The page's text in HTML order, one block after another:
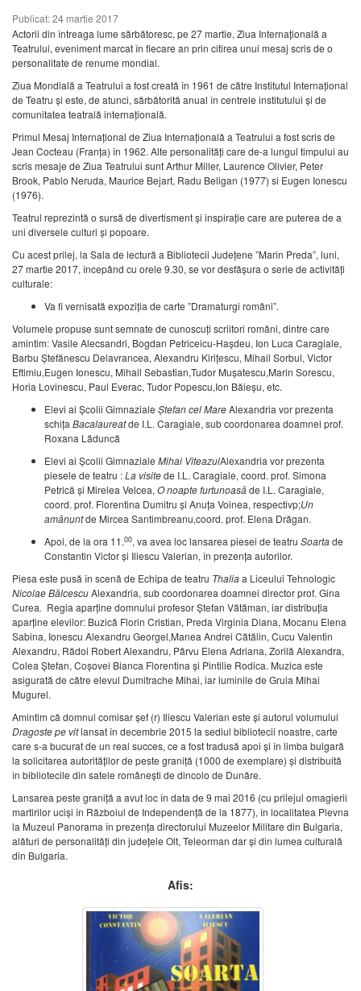
Publicat: 24 martie 2017
Actorii din întreaga lume sărbătoresc, pe 27 martie, Ziua Internațională a
Teatrului, eveniment marcat în fiecare an prin citirea unui mesaj scris de o
personalitate de renume mondial.
Ziua Mondială a Teatrului a fost creată în 1961 de către Institutul Internațional
de Teatru și este, de atunci, sărbătorită anual în centrele institutului și de
comunitatea teatrală internațională.
Primul Mesaj Internațional de Ziua Internațională a Teatrului a fost scris de
Jean Cocteau (Franța) în 1962. Alte personalități care de-a lungul timpului au
scris mesaje de Ziua Teatrului sunt Arthur Miller, Laurence Olivier, Peter
Brook, Pablo Neruda, Maurice Bejart, Radu Beligan (1977) si Eugen Ionescu
(1976).
Teatrul reprezintă o sursă de divertisment și inspirație care are puterea de a
uni diversele culturi și popoare.
Cu acest prilej, la Sala de lectură a Bibliotecii Județene ”Marin Preda”, luni,
27 martie 2017, începând cu orele 9.30, se vor desfășura o serie de activități
culturale:
Va fi vernisată expoziția de carte ”Dramaturgi români”.
Volumele propuse sunt semnate de cunoscuți scriitori români, dintre care
amintim: Vasile Alecsandri, Bogdan Petriceicu-Hașdeu, Ion Luca Caragiale,
Barbu Ștefănescu Delavrancea, Alexandru Kirițescu, Mihail Sorbul, Victor
Eftimiu,Eugen Ionescu, Mihail Sebastian,Tudor Mușatescu,Marin Sorescu,
Horia Lovinescu, Paul Everac, Tudor Popescu,Ion Băieșu, etc.
Elevi ai Școlii Gimnaziale Ștefan cel MareAlexandria vor prezenta
schița Bacalaureatde I.L. Caragiale, sub coordonarea doamnei prof.
Roxana Lăduncă
Elevi ai Școlii Gimnaziale Mihai ViteazulAlexandria vor prezenta
piesele de teatru :La visitede I.L. Caragiale, coord. prof. Simona
Petrică și Mirelea Velcea, O noapte furtunoasăde I.L. Caragiale,
coord. prof. Florentina Dumitru și Anuța Voinea, respectivp;Un
amănuntde Mircea Santimbreanu,coord. prof. Elena Drăgan.
Apoi, de la ora 11.00, va avea loc lansarea piesei de teatru Soartade
Constantin Victor și Iliescu Valerian, în prezența autorilor.
Piesa este pusă în scenă de Echipa de teatru Thaliaa Liceului Tehnologic
Nicolae BălcescuAlexandria, sub coordonarea doamnei director prof. Gina
Curea. Regia aparține domnului profesor Ștefan Vătăman, iar distribuția
aparține elevilor: Buzică Florin Cristian, Preda Virginia Diana, Mocanu Elena
Sabina, Ionescu Alexandru Georgel,Manea Andrei Cătălin, Cucu Valentin
Alexandru, Rădoi Robert Alexandru, Pârvu Elena Adriana, Zorilă Alexandra,
Colea Ștefan, Coșovei Bianca Florentina și Pintilie Rodica. Muzica este
asigurată de către elevul Dumitrache Mihai, iar luminile de Gruia Mihai
Mugurel.
Amintim că domnul comisar șef (r) Iliescu Valerian este și autorul volumului
Dragoste pe vitlansat în decembrie 2015 la sediul bibliotecii noastre, carte
care s-a bucurat de un real succes, ce a fost tradusă apoi și în limba bulgară
la solicitarea autorităților de peste graniță (1000 de exemplare) și distribuită
în bibliotecile din satele românești de dincolo de Dunăre.
Lansarea peste graniță a avut loc în data de 9 mai 2016 (cu prilejul omagierii
martirilor uciși în Războiul de Independență de la 1877), în localitatea Plevna
la Muzeul Panorama în prezența directorului Muzeelor Militare din Bulgaria,
alături de personalități din județele Olt, Teleorman dar și din lumea culturală
din Bulgaria.
Afis: